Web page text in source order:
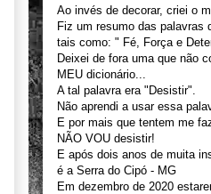
Ao invés de decorar, criei o
Fiz um resumo das palavras
tais como: " Fé, Força e
Deixei de fora uma que não
MEU dicionário...
A tal palavra era "Desistir".
Não aprendi a usar essa
E por mais que tentem me
NÃO VOU desistir!
E após dois anos de muita
é a Serra do Cipó - MG
Em dezembro de 2020